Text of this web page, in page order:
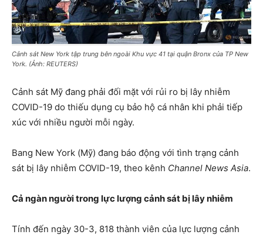
Cảnh sát New York tập trung bên ngoài Khu vực 41 tại quận Bronx của TP New
York. (Ảnh: REUTERS)
Cảnh sát Mỹ đang phải đối mặt với rủi ro bị lây nhiễm
COVID-19 do thiếu dụng cụ bảo hộ cá nhân khi phải tiếp
xúc với nhiều người mỗi ngày.
Bang New York (Mỹ) đang báo động với tình trạng cảnh
sát bị lây nhiễm COVID-19, theo kênh Channel News Asia.
Cả ngàn người trong lực lượng cảnh sát bị lây nhiễm
Tính đến ngày 30-3, 818 thành viên của lực lượng cảnh